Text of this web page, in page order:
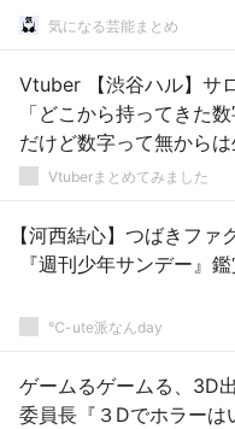
気になる芸能まとめ
Vtuber 【渋谷ハル】サ
「どこから持ってきた
だけど数字って無から
が元々にじさんじを見
線としても気になると
Vtuberまとめてみました
【河西結心】つばきファ
『週刊少年サンデー』
℃-ute派なんday
ゲームるゲームる、3D
委員長『３Dでホラーは